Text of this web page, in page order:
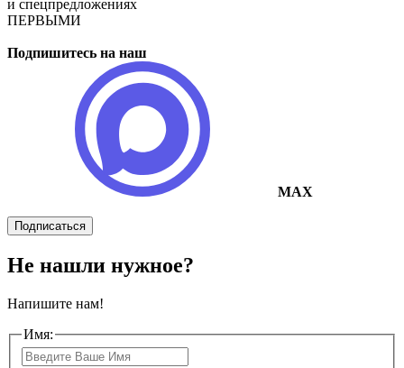
и спецпредложениях
ПЕРВЫМИ
Подпишитесь на наш
MAX
Подписаться
Не нашли нужное?
Напишите нам!
Имя: